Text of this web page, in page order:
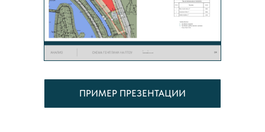
ПРИМЕР ПРЕЗЕНТАЦИИ